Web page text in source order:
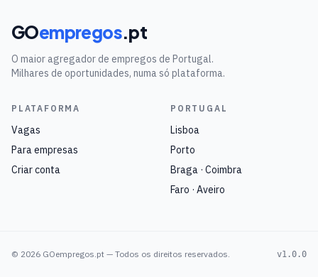
GOempregos.pt
O maior agregador de empregos de Portugal.
Milhares de oportunidades, numa só plataforma.
PLATAFORMA
Vagas
Para empresas
Criar conta
PORTUGAL
Lisboa
Porto
Braga · Coimbra
Faro · Aveiro
© 2026 GOempregos.pt — Todos os direitos reservados. v1.0.0